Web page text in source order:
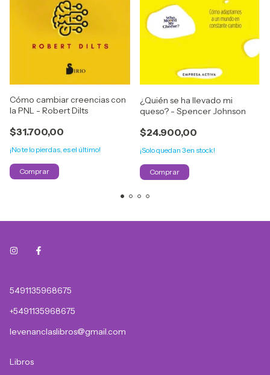
Cómo cambiar creencias con
la PNL - Robert Dilts
$31.700,00
¡No te lo pierdas, es el último!
¿Quién se ha llevado mi
queso? - Spencer Johnson
$24.900,00
¡Solo quedan 3en stock!
5491135968675
+5491135968675
levenanclaslibros@gmail.com
Libros